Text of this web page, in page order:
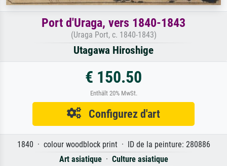
Port d'Uraga, vers 1840-1843
(Uraga Port, c. 1840-1843)
Utagawa Hiroshige
€ 150.50
Enthält 20% MwSt.
Configurez d'art
1840 · colour woodblock print · ID de la peinture: 280886
Art asiatique· Culture asiatique